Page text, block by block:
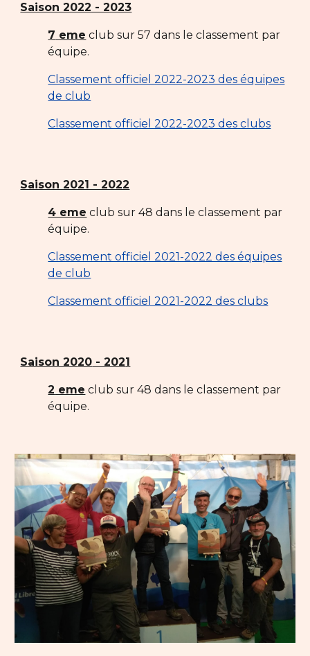
Saison 2022 - 2023
7 eme club sur57 dans le classement par
équipe.
Classement officiel 2022-2023 des équipes
de club
Classement officiel 2022-2023 des clubs
Saison 2021 - 2022
4 eme club sur 48 dans le classement par
équipe.
Classement officiel 2021-2022 des équipes
de club
Classement officiel 2021-2022 des clubs
Saison 2020 - 2021
2 eme club sur 48 dans le classement par
équipe.